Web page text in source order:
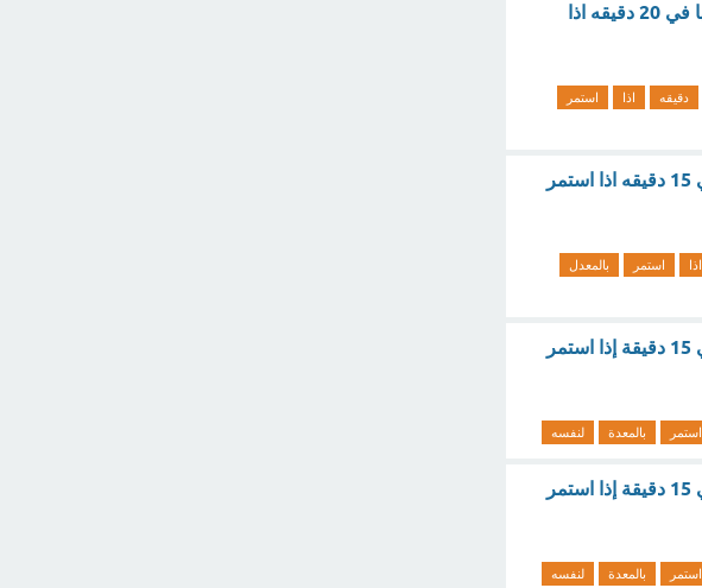
ينتج احد العمال 125 قطعه في خمس دقائق ماعدد القطع التي ينتجها في 20 دقيقه اذا
دقيقه اذا
استمر
ينتج احد العمال 114 قطعه في 6 دقائق ما عدد القطع التي ينتجها في 15 دقيقه اذا استمر
اذا استمر
بالمعدل
ينتج احد العمال 114 قطعة في 6 دقائق ما عدد القطع التي ينتجها في 15 دقيقة إذا استمر
استمر بالمعدة لنفسه
ينتج احد العمال 114 قطعة في 6 دقائق ما عدد القطع التي ينتجها في 15 دقيقة إذا استمر
استمر بالمعدة لنفسه